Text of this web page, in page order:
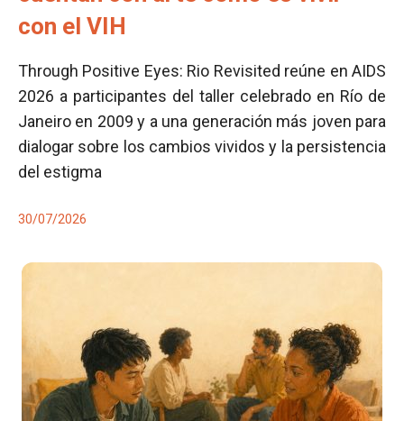
con el VIH
Through Positive Eyes: Rio Revisited reúne en AIDS
2026 a participantes del taller celebrado en Río de
Janeiro en 2009 y a una generación más joven para
dialogar sobre los cambios vividos y la persistencia
del estigma
30/07/2026